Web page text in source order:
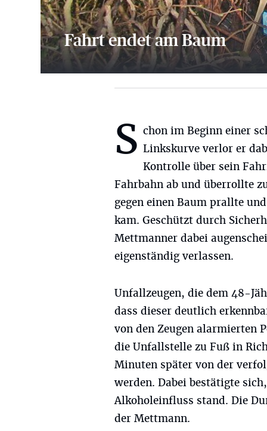
Fahrt endet am Baum
S chon im Beginn einer
Linkskurve verlor er
Kontrolle über sein
Fahrbahn ab und überrollte
gegen einen Baum prallte
kam. Geschützt durch
Mettmanner dabei
eigenständig verlassen.
Unfallzeugen, die dem 48-
dass dieser deutlich
von den Zeugen alarmierten
die Unfallstelle zu Fuß in
Minuten später von der
werden. Dabei bestätigte
Alkoholeinfluss stand. Die
der Mettmann.